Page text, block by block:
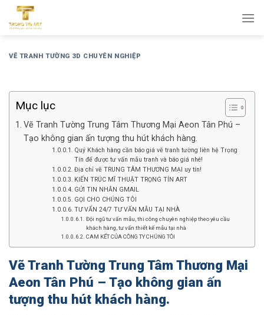
qua
dungVẼ TRANH TƯỜNG 3D CHUYÊN NGHIỆP
Mục lục
Vẽ Tranh Tường Trung Tâm Thương Mại Aeon Tân Phú –
Tạo không gian ấn tượng thu hút khách hàng.
Quý Khách hàng cần báo giá vẽ tranh tường liên hệ Trọng
Tín để được tư vấn mẫu tranh và báo giá nhé!
Địa chỉ vẽ TRUNG TÂM THƯƠNG MẠI uy tín!
KIẾN TRÚC MĨ THUẬT TRỌNG TÍN ART
GỬI TIN NHẮN GMAIL
GỌI CHO CHÚNG TÔI
TƯ VẤN 24/7 TƯ VẤN MẪU TẠI NHÀ
Đội ngũ tư vấn mẫu, thi công chuyên nghiệp theo yêu cầu
khách hàng, tư vấn thiết kế mẫu tại nhà
CAM KẾT CỦA CÔNG TY CHÚNG TÔI
Vẽ Tranh Tường Trung Tâm Thương Mại
Aeon Tân Phú – Tạo không gian ấn
tượng thu hút khách hàng.